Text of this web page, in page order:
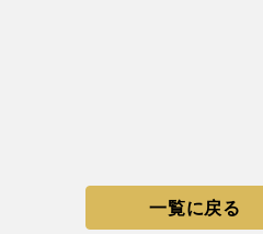
一覧に戻る